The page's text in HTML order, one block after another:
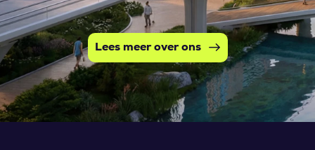
Lees meer over ons